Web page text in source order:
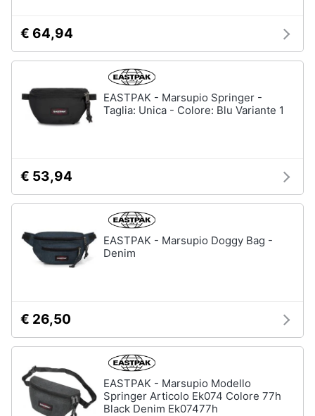
€ 64,94
EASTPAK - Marsupio Springer -
Taglia: Unica - Colore: Blu Variante 1
€ 53,94
EASTPAK - Marsupio Doggy Bag -
Denim
€ 26,50
EASTPAK - Marsupio Modello
Springer Articolo Ek074 Colore 77h
Black Denim Ek07477h